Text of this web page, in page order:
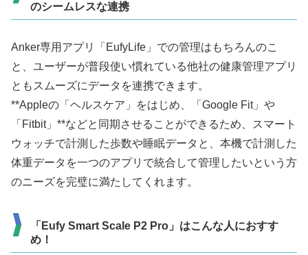
のシームレスな連携
Anker専用アプリ「EufyLife」での管理はもちろんのこ
と、ユーザーが普段使い慣れている他社の健康管理アプリ
ともスムーズにデータを連携できます。
**Appleの「ヘルスケア」をはじめ、「Google Fit」や
「Fitbit」**などと同期させることができるため、スマート
ウォッチで計測した歩数や睡眠データと、本機で計測した
体重データを一つのアプリで統合して管理したいという方
のニーズを完璧に満たしてくれます。
「Eufy Smart Scale P2 Pro」はこんな人におすす
め！